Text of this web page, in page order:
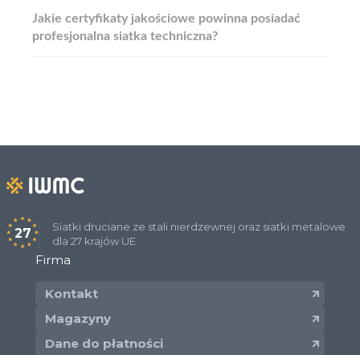
Jakie certyfikaty jakościowe powinna posiadać
profesjonalna siatka techniczna?
27
Siatki druciane ze stali nierdzewnej oraz siatki metalowe
dla 27 krajów UE
Firma
Kontakt
Magazyny
Dane do płatności